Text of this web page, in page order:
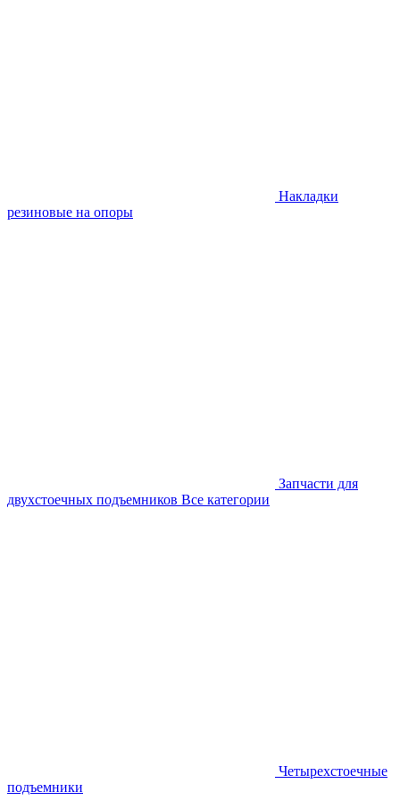
Накладки
резиновые на опоры
Запчасти для
двухстоечных подъемников Все категории
Четырехстоечные
подъемники